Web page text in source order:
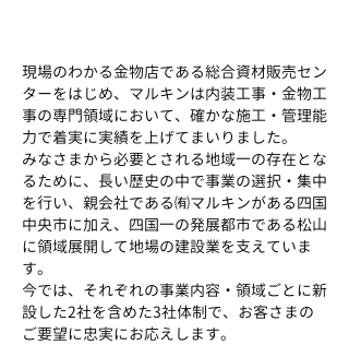
​現場のわかる金物店である総合資材販売セン
ターをはじめ、マルキンは内装工事・金物工
事の専門領域において、確かな施工・管理能
力で着実に実績を上げてまいりました。
みなさまから必要とされる地域一の存在とな
るために、長い歴史の中で事業の選択・集中
を行い、親会社である㈲マルキンがある四国
中央市に加え、四国一の発展都市である松山
に領域展開して地場の建設業を支えていま
す。
今では、それぞれの事業内容・領域ごとに新
設した2社を含めた3社体制で、お客さまの
ご要望に忠実にお応えします。